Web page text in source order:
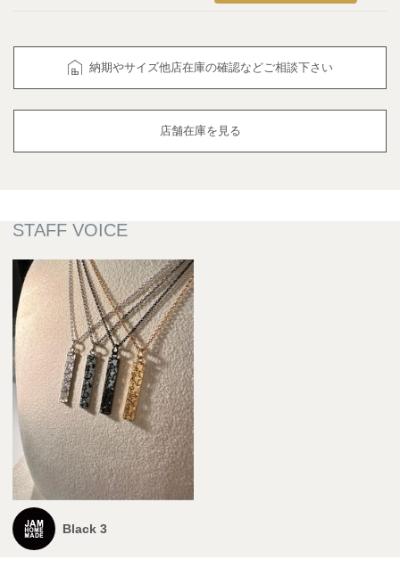
納期やサイズ他店在庫の確認などご相談下さい
店舗在庫を見る
Black 3